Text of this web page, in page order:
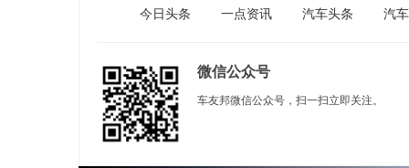
今日头条 一点资讯 汽车头条 汽
微信公众号
车友邦微信公众号，扫一扫立即关注。